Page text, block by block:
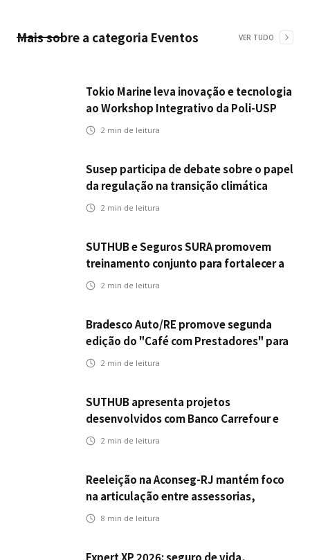
Mais sobre a categoria Eventos VER TUDO
Tokio Marine leva inovação e tecnologia
ao Workshop Integrativo da Poli-USP
2 min de leitura
Susep participa de debate sobre o papel
da regulação na transição climática
2 min de leitura
SUTHUB e Seguros SURA promovem
treinamento conjunto para fortalecer a
operação comercial do Seguro
2 min de leitura
Bradesco Auto/RE promove segunda
edição do "Café com Prestadores" para
fortalecer parceria e aprimorar
2 min de leitura
SUTHUB apresenta projetos
desenvolvidos com Banco Carrefour e
A.PET no Congresso Latino-Americano
2 min de leitura
Reeleição na Aconseg-RJ mantém foco
na articulação entre assessorias,
corretores e seguradoras
8 min de leitura
Expert XP 2026: seguro de vida,